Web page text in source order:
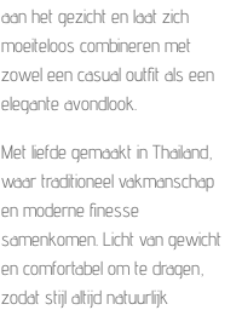
aan het gezicht en laat zich
moeiteloos combineren met
zowel een casual outfit als een
elegante avondlook.
Met liefde gemaakt in Thailand,
waar traditioneel vakmanschap
en moderne finesse
samenkomen. Licht van gewicht
en comfortabel om te dragen,
zodat stijl altijd natuurlijk